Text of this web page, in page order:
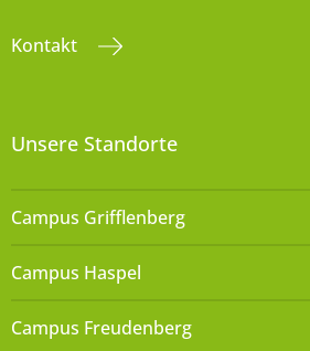
Kontakt
Unsere Standorte
Campus Grifflenberg
Campus Haspel
Campus Freudenberg